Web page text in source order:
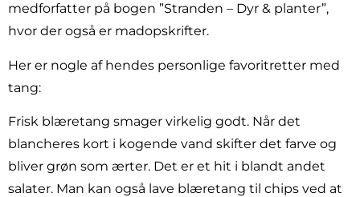
medforfatter på bogen ”Stranden – Dyr & planter”,
hvor der også er madopskrifter.
Her er nogle af hendes personlige favoritretter med
tang:
Frisk blæretang smager virkelig godt. Når det
blancheres kort i kogende vand skifter det farve og
bliver grøn som ærter. Det er et hit i blandt andet
salater. Man kan også lave blæretang til chips ved at